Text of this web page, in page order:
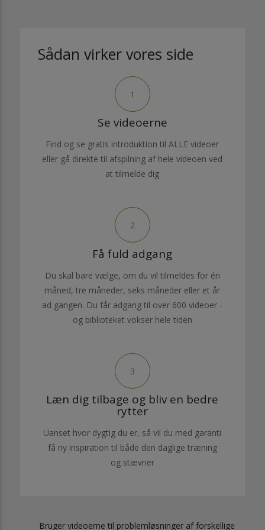
Sådan virker vores side
1
Se videoerne
Find og se gratis introduktion til ALLE videoer
eller gå direkte til afspilning af hele videoen ved
at tilmelde dig
2
Få fuld adgang
Du skal bare vælge, om du vil tilmeldes for én
måned, tre måneder, seks måneder eller et år
ad gangen. Du får adgang til over 600 videoer -
og biblioteket vokser hele tiden
3
Læn dig tilbage og bliv en bedre
rytter
Uanset hvor dygtig du er, så vil du med garanti
få ny inspiration til både den daglige træning
og stævner
Bruger videoerne til problemløsninger af forskellige